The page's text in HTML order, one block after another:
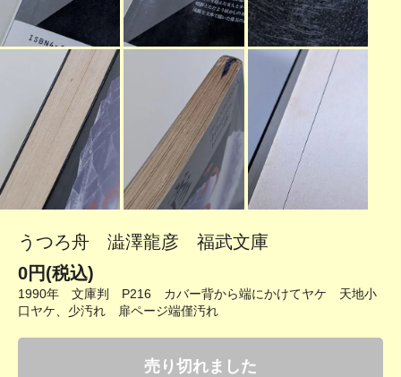
うつろ舟 澁澤龍彦 福武文庫
0円(税込)
1990年 文庫判 P216 カバー背から端にかけてヤケ 天地小
口ヤケ、少汚れ 扉ページ端僅汚れ
売り切れました